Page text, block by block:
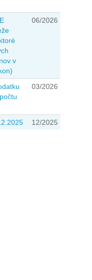
v
06/2026
03/2026
12/2025